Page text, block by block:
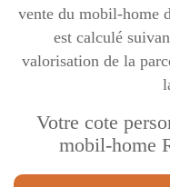
vente du mobil-home
est calculé
valorisation de la
Votre cote
mobil-home